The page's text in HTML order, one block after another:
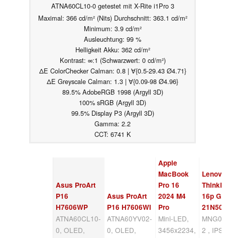
ATNA60CL10-0 getestet mit X-Rite i1Pro 3
Maximal: 366 cd/m² (Nits) Durchschnitt: 363.1 cd/m²
Minimum: 3.9 cd/m²
Ausleuchtung: 99 %
Helligkeit Akku: 362 cd/m²
Kontrast: ∞:1 (Schwarzwert: 0 cd/m²)
ΔE ColorChecker Calman: 0.8 | ∀{0.5-29.43 Ø4.71}
ΔE Greyscale Calman: 1.3 | ∀{0.09-98 Ø4.96}
89.5% AdobeRGB 1998 (Argyll 3D)
100% sRGB (Argyll 3D)
99.5% Display P3 (Argyll 3D)
Gamma: 2.2
CCT: 6741 K
Asus ProArt
P16
H7606WP
ATNA60CL10-
0, OLED,
Asus ProArt
P16 H7606WI
ATNA60YV02-
0, OLED,
Apple
MacBook
Pro 16
2024 M4
Pro
Mini-LED,
3456x2234,
16p
2 , IPS